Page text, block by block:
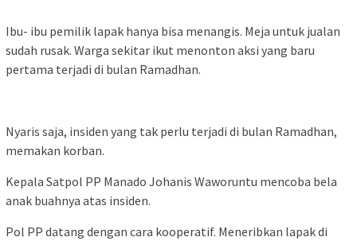
Ibu- ibu pemilik lapak hanya bisa menangis. Meja untuk jualan
sudah rusak. Warga sekitar ikut menonton aksi yang baru
pertama terjadi di bulan Ramadhan.
Nyaris saja, insiden yang tak perlu terjadi di bulan Ramadhan,
memakan korban.
Kepala Satpol PP Manado Johanis Waworuntu mencoba bela
anak buahnya atas insiden.
Pol PP datang dengan cara kooperatif. Meneribkan lapak di